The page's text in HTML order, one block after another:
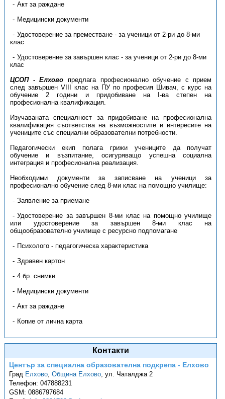
Акт за раждане
Медицински документи
Удостоверение за преместване - за ученици от 2-ри до 8-ми
клас
Удостоверение за завършен клас - за ученици от 2-ри до 8-ми
клас
ЦСОП - Елхово предлага професионално обучение с прием
след завършен VIII клас на ПУ по професия Шивач, с курс на
обучение 2 години и придобиване на І-ва степен на
професионална квалификация.
Изучаваната специалност за придобиване на професионална
квалификация съответства на възможностите и интересите на
учениците със специални образователни потребности.
Педагогически екип полага грижи учениците да получат
обучение и възпитание, осигуряващо успешна социална
интеграция и професионална реализация.
Необходими документи за записване на ученици за
професионално обучение след 8-ми клас на помощно училище:
Заявление за приемане
Удостоверение за завършен 8-ми клас на помощно училище
или удостоверение за завършен 8-ми клас на
общообразователно училище с ресурсно подпомагане
Психолого - педагогическа характеристика
Здравен картон
4 бр. снимки
Медицински документи
Акт за раждане
Копие от лична карта
Контакти
Център за специална образователна подкрепа - Елхово
Град Елхово,Община Елхово,ул. Чаталджа 2
Телефон:047888231
GSM:0886797684